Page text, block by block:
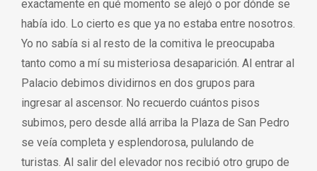
exactamente en qué momento se alejó o por dónde se
había ido. Lo cierto es que ya no estaba entre nosotros.
Yo no sabía si al resto de la comitiva le preocupaba
tanto como a mí su misteriosa desaparición. Al entrar al
Palacio debimos dividirnos en dos grupos para
ingresar al ascensor. No recuerdo cuántos pisos
subimos, pero desde allá arriba la Plaza de San Pedro
se veía completa y esplendorosa, pululando de
turistas. Al salir del elevador nos recibió otro grupo de